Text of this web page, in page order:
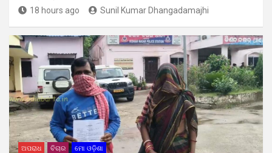
18 hours ago Sunil Kumar Dhangadamajhi
ଅପରାଧ ବିଚାର ମୋ ଓଡ଼ିଶା